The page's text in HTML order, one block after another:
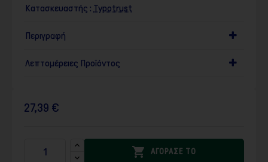
Κατασκευαστής : Typotrust
Περιγραφή
Λεπτομέρειες Προϊόντος
27,39 €
 ΑΓΟΡΑΣΕ ΤΟ